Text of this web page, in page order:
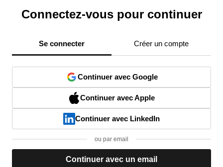
Connectez-vous pour continuer
Se connecter Créer un compte
Continuer avec Google
Continuer avec Apple
Continuer avec LinkedIn
ou par email
Continuer avec un email